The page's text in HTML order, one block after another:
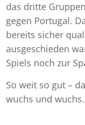
das dritte
gegen Portugal.
bereits sicher
ausgeschieden
Spiels noch zur
So weit so gut –
wuchs und wuchs.